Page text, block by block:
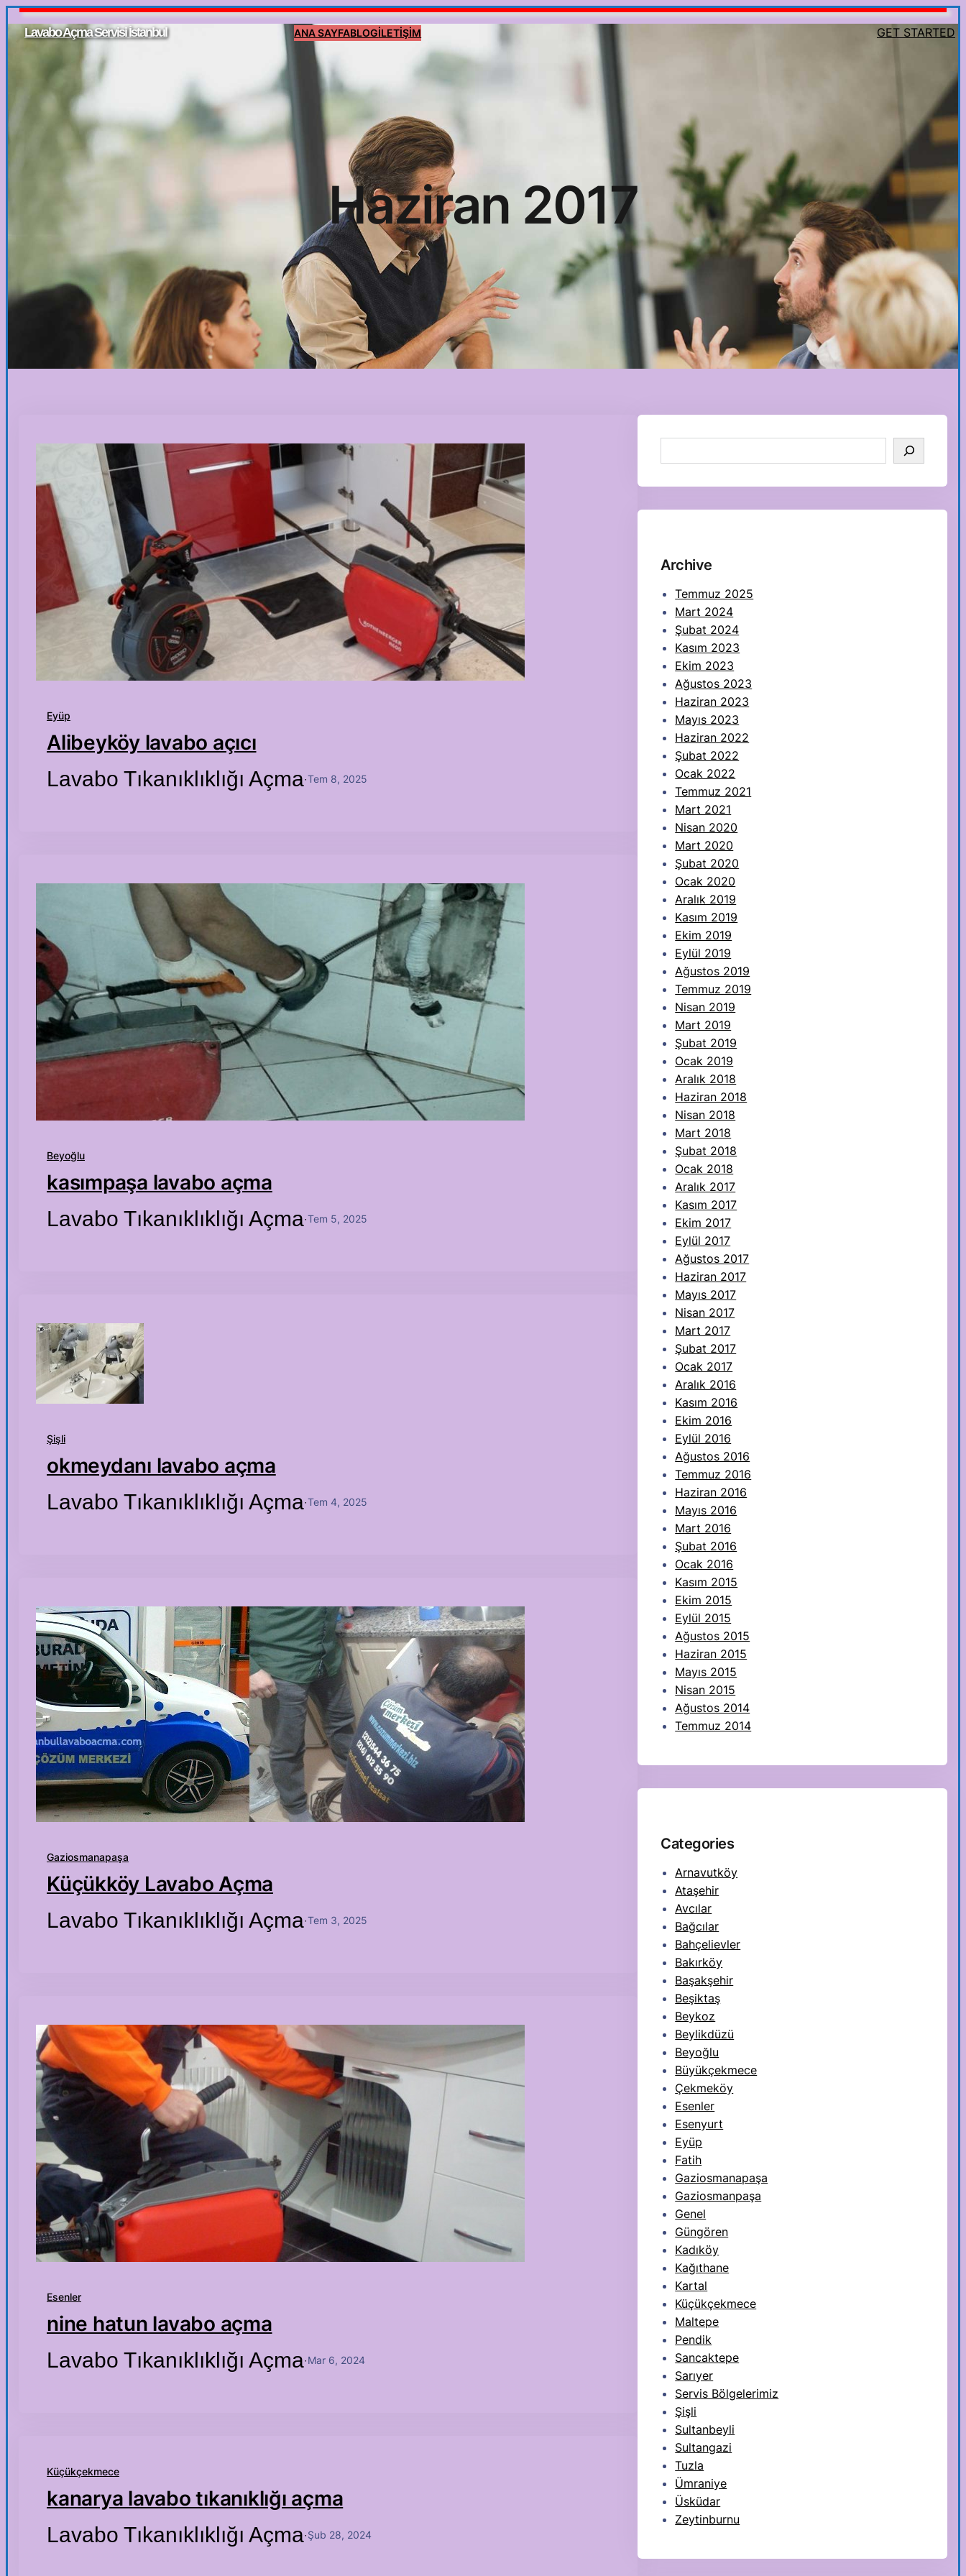
İçeriğe
geçLavabo Açma Servisi İstanbul ANA SAYFABLOGİLETİŞİM GET STARTED
Haziran 2017
Eyüp
Alibeyköy lavabo açıcı
Lavabo Tıkanıklıklığı Açma·Tem 8, 2025
Beyoğlu
kasımpaşa lavabo açma
Lavabo Tıkanıklıklığı Açma·Tem 5, 2025
Şişli
okmeydanı lavabo açma
Lavabo Tıkanıklıklığı Açma·Tem 4, 2025
Gaziosmanapaşa
Küçükköy Lavabo Açma
Lavabo Tıkanıklıklığı Açma·Tem 3, 2025
Esenler
nine hatun lavabo açma
Lavabo Tıkanıklıklığı Açma·Mar 6, 2024
Küçükçekmece
kanarya lavabo tıkanıklığı açma
Lavabo Tıkanıklıklığı Açma·Şub 28, 2024
e
Archive
Temmuz 2025
Mart 2024
Şubat 2024
Kasım 2023
Ekim 2023
Ağustos 2023
Haziran 2023
Mayıs 2023
Haziran 2022
Şubat 2022
Ocak 2022
Temmuz 2021
Mart 2021
Nisan 2020
Mart 2020
Şubat 2020
Ocak 2020
Aralık 2019
Kasım 2019
Ekim 2019
Eylül 2019
Ağustos 2019
Temmuz 2019
Nisan 2019
Mart 2019
Şubat 2019
Ocak 2019
Aralık 2018
Haziran 2018
Nisan 2018
Mart 2018
Şubat 2018
Ocak 2018
Aralık 2017
Kasım 2017
Ekim 2017
Eylül 2017
Ağustos 2017
Haziran 2017
Mayıs 2017
Nisan 2017
Mart 2017
Şubat 2017
Ocak 2017
Aralık 2016
Kasım 2016
Ekim 2016
Eylül 2016
Ağustos 2016
Temmuz 2016
Haziran 2016
Mayıs 2016
Mart 2016
Şubat 2016
Ocak 2016
Kasım 2015
Ekim 2015
Eylül 2015
Ağustos 2015
Haziran 2015
Mayıs 2015
Nisan 2015
Ağustos 2014
Temmuz 2014
Categories
Arnavutköy
Ataşehir
Avcılar
Bağcılar
Bahçelievler
Bakırköy
Başakşehir
Beşiktaş
Beykoz
Beylikdüzü
Beyoğlu
Büyükçekmece
Çekmeköy
Esenler
Esenyurt
Eyüp
Fatih
Gaziosmanapaşa
Gaziosmanpaşa
Genel
Güngören
Kadıköy
Kağıthane
Kartal
Küçükçekmece
Maltepe
Pendik
Sancaktepe
Sarıyer
Servis Bölgelerimiz
Şişli
Sultanbeyli
Sultangazi
Tuzla
Ümraniye
Üsküdar
Zeytinburnu